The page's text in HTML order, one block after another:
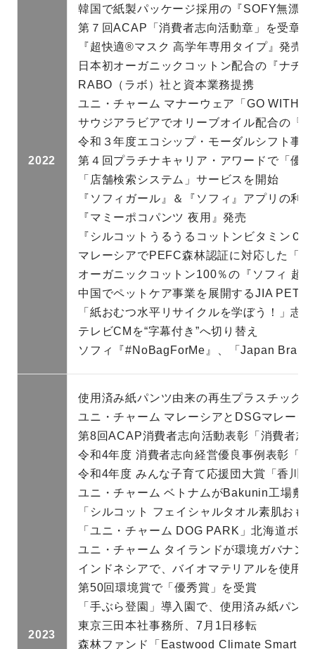
2022
韓国で紙製パッケージ採用の『SOFY無漂
第７回ACAP「消費者志向活動章」を受章
『超快適®マスク 高学年専用タイプ』発売
日本初オーガニックコットン配合の『ナチ
RABO（ラボ）社と資本業務提携
ユニ・チャーム マナーウェア「GO WITH
サウジアラビアでオリーブオイル配合の『
令和３年度エコシップ・モーダルシフト事
第４回プラチナキャリア・アワードで「優
「店舗検索システム」サービスを開始
『ソフィガール』＆『ソフィ』アプリの利
『マミーポコパンツ 夜用』発売
『シルコットうるうるコットンビタミンＣ
マレーシアでPEFC森林認証に対応した「
オーガニックコットン100％の『ソフィ 超
中国でペットケア事業を展開するJIA PETS
「紙おむつ水平リサイクルを学ぼう！」志
テレビCMを“字幕付き”へ切り替え
ソフィ『#NoBagForMe』、「Japan
2023
使用済み紙パンツ由来の再生プラスチック
ユニ・チャーム マレーシアとDSGマレーシ
第8回ACAP消費者志向活動表彰「消費者志
令和4年度 消費者志向経営優良事例表彰「
令和4年度 みんな子育て応援団大賞「香川
ユニ・チャーム ベトナムがBakunin工場敷
「シルコット フェイシャルタオル素肌おも
「ユニ・チャーム DOG PARK」北海道ボ
ユニ・チャーム タイランドが環境ガバナン
インドネシアで、バイオマテリアルを使
第50回環境賞で「優秀賞」を受賞
「手ぶら登園」導入園で、使用済み紙パン
東京三田本社事務所、7月1日移転
森林ファンド「Eastwood Climate Smart